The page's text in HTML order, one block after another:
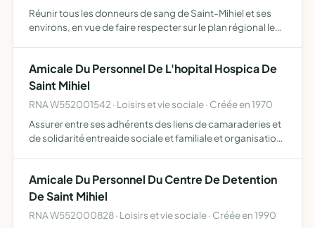
Réunir tous les donneurs de sang de Saint-Mihiel et ses
environs, en vue de faire respecter sur le plan régional le
Amicale Du Personnel De L'hopital Hospica De
Saint Mihiel
RNA W552001542 · Loisirs et vie sociale · Créée en 1970
Assurer entre ses adhérents des liens de camaraderies et
de solidarité entreaide sociale et familiale et organisation
Amicale Du Personnel Du Centre De Detention
De Saint Mihiel
RNA W552000828 · Loisirs et vie sociale · Créée en 1990